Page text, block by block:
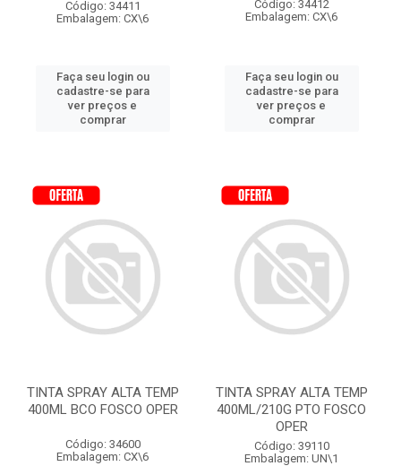
Código: 34411
Embalagem: CX\6
Faça seu login ou
cadastre-se para
ver preços e
comprar
Código: 34412
Embalagem: CX\6
Faça seu login ou
cadastre-se para
ver preços e
comprar
TINTA SPRAY ALTA TEMP
400ML BCO FOSCO OPER
Código: 34600
Embalagem: CX\6
TINTA SPRAY ALTA TEMP
400ML/210G PTO FOSCO
OPER
Código: 39110
Embalagem: UN\1